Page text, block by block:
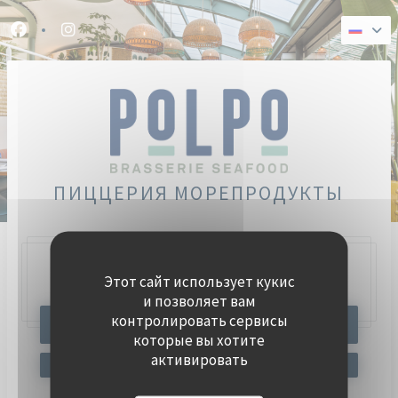
Панель управления cookies
Этот сайт использует кукис
и позволяет вам
контролировать сервисы
которые вы хотите
активировать
Facebook ((открывается в новом окне))
Instagram ((открывается в новом окне))
ПИЦЦЕРИЯ МОРЕПРОДУКТЫ
47, Quai Charles Pasqua,92300 Levallois-Perret
ЗАБРОНИРОВАТЬ СТОЛИК